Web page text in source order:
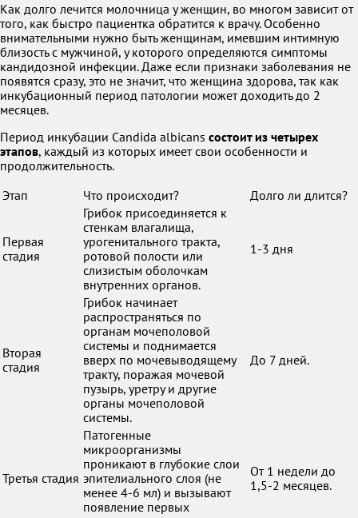
Как долго лечится молочница у женщин, во многом зависит от
того, как быстро пациентка обратится к врачу. Особенно
внимательными нужно быть женщинам, имевшим интимную
близость с мужчиной, у которого определяются симптомы
кандидозной инфекции. Даже если признаки заболевания не
появятся сразу, это не значит, что женщина здорова, так как
инкубационный период патологии может доходить до 2
месяцев.
Период инкубации Candida albicans состоит из четырех
этапов, каждый из которых имеет свои особенности и
продолжительность.
Этап
Что происходит? Долго ли длится?
Первая
стадия
Грибок присоединяется к
стенкам влагалища,
урогенитального тракта,
ротовой полости или
слизистым оболочкам
внутренних органов.
1-3 дня
Вторая
стадия
Грибок начинает
распространяться по
органам мочеполовой
системы и поднимается
вверх по мочевыводящему
тракту, поражая мочевой
пузырь, уретру и другие
органы мочеполовой
системы.
До 7 дней.
Третья стадия
Патогенные
микроорганизмы
проникают в глубокие слои
эпителиального слоя (не
менее 4-6 мл) и вызывают
появление первых
От 1 недели до
1,5-2 месяцев.